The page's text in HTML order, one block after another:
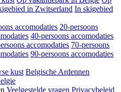
in Zwitserland In skigebied
accomodaties 20-persoons
40-persoons accomodaties
accomodaties 70-persoons
90-persoons accomodaties
kust Belgische Ardennen
Veelgestelde vragen Privacybeleid